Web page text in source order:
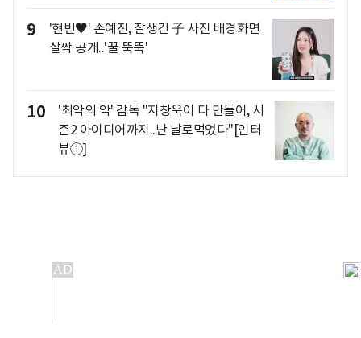
9
'현빈♥' 손예진, 잘생긴 子 사진 배경화면
살짝 공개..'꿀 뚝뚝'
10
'최악의 악' 감독 "지창욱이 다 만들어, 시
즌2 아이디어까지..난 날로먹었다"[인터
뷰①]